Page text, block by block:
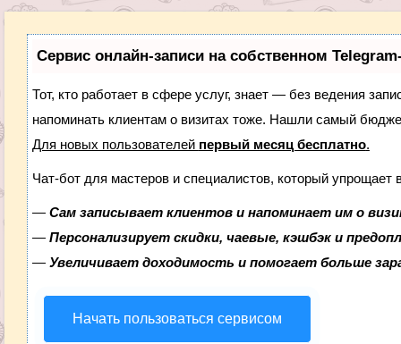
Сервис онлайн-записи на собственном
Тот, кто работает в сфере услуг, знает — без ведения
напоминать клиентам о визитах тоже. Нашли самый
Для новых пользователей первый месяц бесплатно.
Чат-бот для мастеров и специалистов, который упрощает
— Сам записывает клиентов и напоминает им о
— Персонализирует скидки, чаевые, кэшбэк и
— Увеличивает доходимость и помогает больше
Начать пользоваться сервисом